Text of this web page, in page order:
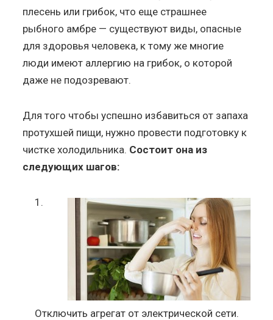
плесень или грибок, что еще страшнее
рыбного амбре — существуют виды, опасные
для здоровья человека, к тому же многие
люди имеют аллергию на грибок, о которой
даже не подозревают.
Для того чтобы успешно избавиться от запаха
протухшей пищи, нужно провести подготовку к
чистке холодильника. Состоит она из
следующих шагов:
Отключить агрегат от электрической сети.